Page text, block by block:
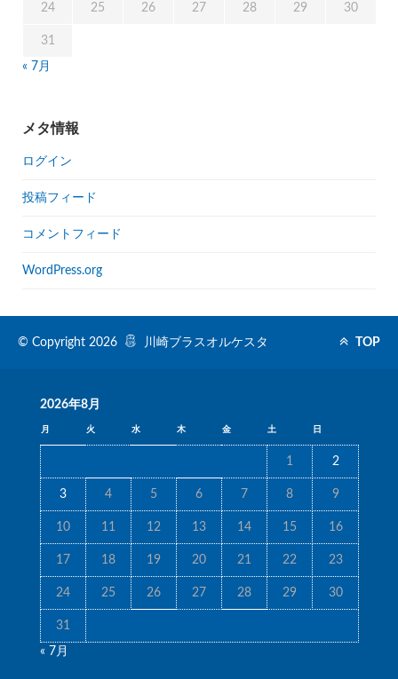
24 25 26 27 28 29 30
31
« 7月
メタ情報
ログイン
投稿フィード
コメントフィード
WordPress.org
© Copyright 2026 川崎ブラスオルケスタ TOP
2026年8月
月 火 水 木 金 土 日
1 2
3 4 5 6 7 8 9
10 11 12 13 14 15 16
17 18 19 20 21 22 23
24 25 26 27 28 29 30
31
« 7月